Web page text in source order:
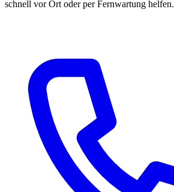
schnell vor Ort oder per Fernwartung helfen.